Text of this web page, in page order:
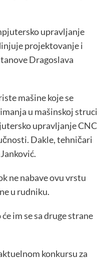
upravljanje
projektovanje i
Dragoslava
mašine koje se
u mašinskoj struci
upravljanje CNC
Dakle, tehničari
ne nabave ovu vrstu
u rudniku.
im se sa druge strane
konkursu za